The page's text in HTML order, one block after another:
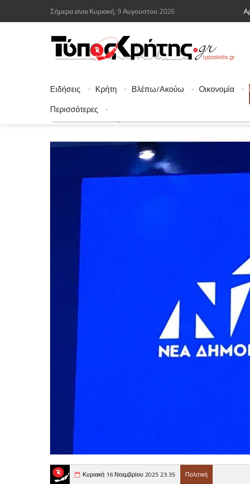
Σήμερα είναι Κυριακή, 9 Αυγούστου 2026
Ειδήσεις Κρήτη Βλέπω/Ακούω Οικονομία
Περισσότερες
Κυριακή 16 Νοεμβρίου 2025 23:35 Πολιτική